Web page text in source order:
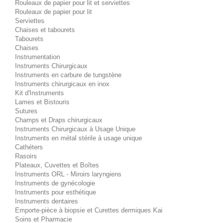
Rouleaux de papier pour lit et serviettes
Rouleaux de papier pour lit
Serviettes
Chaises et tabourets
Tabourets
Chaises
Instrumentation
Instruments Chirurgicaux
Instruments en carbure de tungstène
Instruments chirurgicaux en inox
Kit d'Instruments
Lames et Bistouris
Sutures
Champs et Draps chirurgicaux
Instruments Chirurgicaux à Usage Unique
Instruments en métal stérile à usage unique
Cathéters
Rasoirs
Plateaux, Cuvettes et Boîtes
Instruments ORL - Miroirs laryngiens
Instruments de gynécologie
Instruments pour esthétique
Instruments dentaires
Emporte-pièce à biopsie et Curettes dermiques Kai
Soins et Pharmacie